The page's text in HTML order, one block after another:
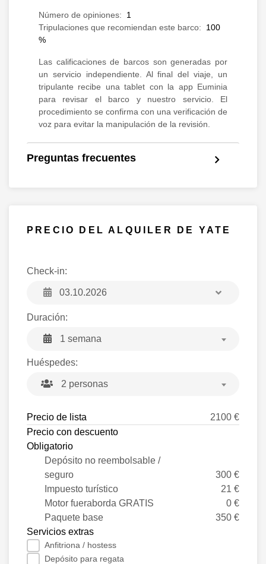
Número de opiniones:
1
Tripulaciones que recomiendan este barco:
100
%
Las calificaciones de barcos son generadas por
un servicio independiente. Al final del viaje, un
tripulante recibe una tablet con la app Euminia
para revisar el barco y nuestro servicio. El
procedimiento se confirma con una verificación de
voz para evitar la manipulación de la revisión.
Preguntas frecuentes
PRECIO DEL ALQUILER DE YATE
Check-in:
Duración:
1 semana
Huéspedes:
2 personas
Precio de lista
2100 €
Precio con descuento
Obligatorio
Depósito no reembolsable /
seguro
300 €
Impuesto turístico
21 €
Motor fueraborda GRATIS
0 €
Paquete base
350 €
Servicios extras
Anfitriona / hostess
Depósito para regata